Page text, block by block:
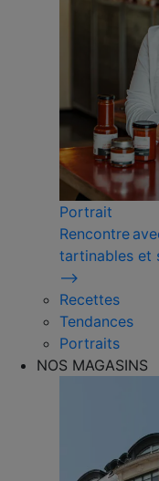
Portrait
Rencontre
tartinables et
⟶
Recettes
Tendances
Portraits
NOS MAGASINS